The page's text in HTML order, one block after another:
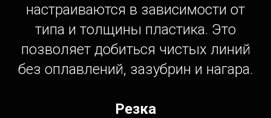
настраиваются в зависимости от
типа и толщины пластика. Это
позволяет добиться чистых линий
без оплавлений, зазубрин и нагара.
Резка